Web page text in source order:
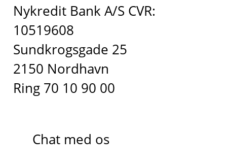
Nykredit Bank A/S CVR:
10519608
Sundkrogsgade 25
2150 Nordhavn
Ring 70 10 90 00
Chat med os